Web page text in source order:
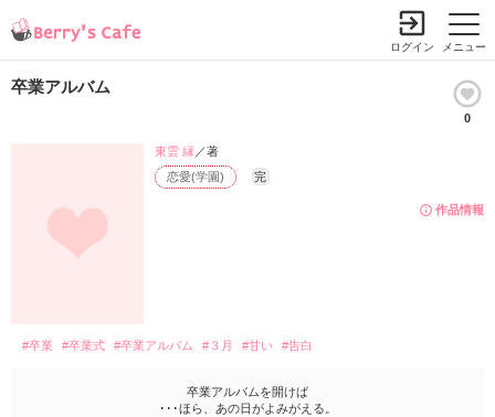
メニュー
ログイン
卒業アルバム
0
作品情報
恋愛(学園) 完
東雲 縁 ／著
#卒業 #卒業式 #卒業アルバム #３月 #甘い #告白
卒業アルバムを開けば
･･･ほら、あの日がよみがえる。